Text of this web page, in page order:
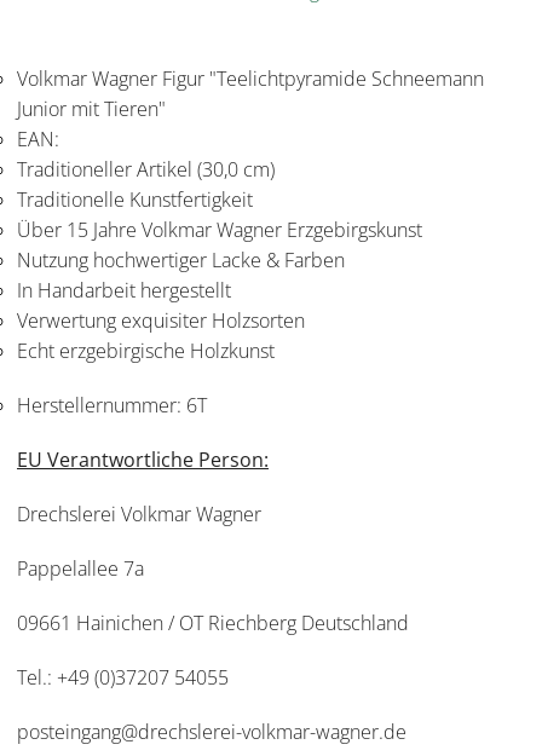
Volkmar Wagner Figur "Teelichtpyramide Schneemann
Junior mit Tieren"
EAN:
Traditioneller Artikel (30,0 cm)
Traditionelle Kunstfertigkeit
Über 15 Jahre Volkmar Wagner Erzgebirgskunst
Nutzung hochwertiger Lacke & Farben
In Handarbeit hergestellt
Verwertung exquisiter Holzsorten
Echt erzgebirgische Holzkunst
Herstellernummer: 6T
EU Verantwortliche Person:
Drechslerei Volkmar Wagner
Pappelallee 7a
09661 Hainichen / OT Riechberg Deutschland
Tel.: +49 (0)37207 54055
posteingang@drechslerei-volkmar-wagner.de